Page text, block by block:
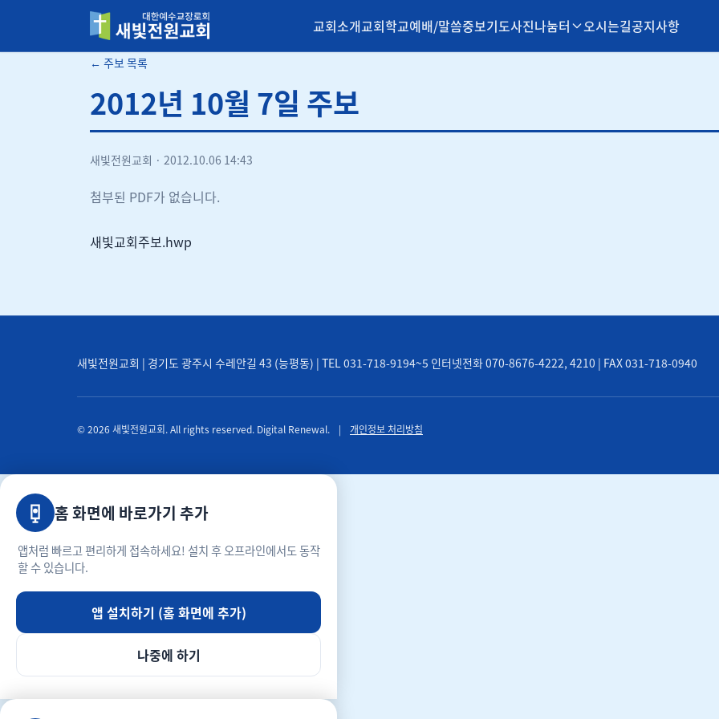
새빛전원교회 교회소개교회학교예배/말씀중보기도사진나눔터 오시는길공지사항
← 주보 목록
2012년 10월 7일 주보
새빛전원교회 · 2012.10.06 14:43
첨부된 PDF가 없습니다.
새빛교회주보.hwp
새빛전원교회 | 경기도 광주시 수레안길 43 (능평동) | TEL 031-718-9194~5 인터넷전화 070-8676-4222, 4210 | FAX 031-718-0940
© 2026 새빛전원교회. All rights reserved. Digital Renewal. | 개인정보 처리방침
홈 화면에 바로가기 추가
앱처럼 빠르고 편리하게 접속하세요! 설치 후 오프라인에서도 동작
할 수 있습니다.
앱 설치하기 (홈 화면에 추가)
나중에 하기